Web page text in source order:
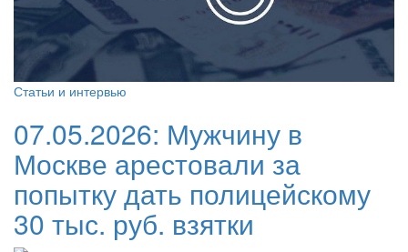
Статьи и интервью
07.05.2026: Мужчину в
Москве арестовали за
попытку дать полицейскому
30 тыс. руб. взятки